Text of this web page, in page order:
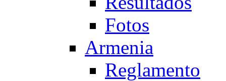
Fotos
Armenia
Reglamento